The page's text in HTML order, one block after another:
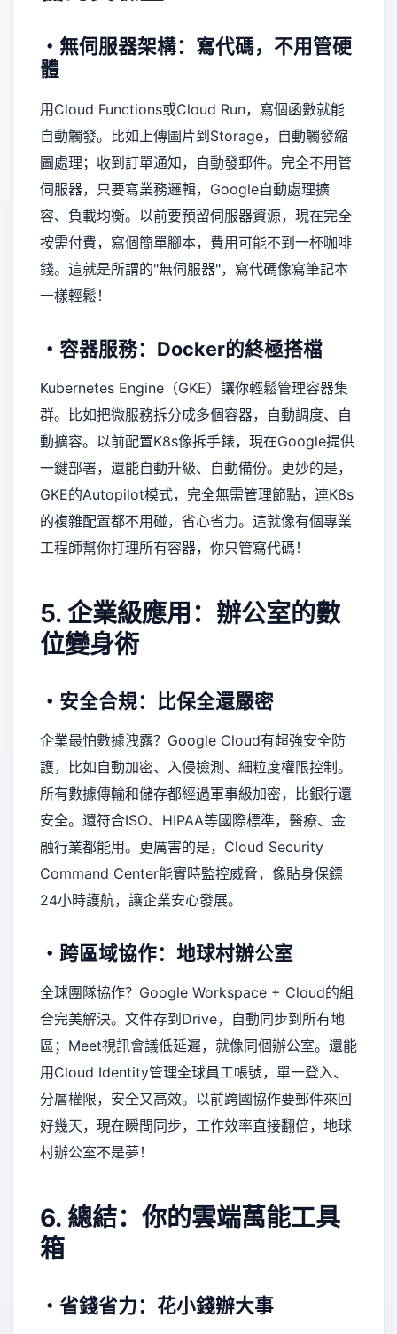
・無伺服器架構：寫代碼，不用管硬
體
用Cloud Functions或Cloud Run，寫個函數就能
自動觸發。比如上傳圖片到Storage，自動觸發縮
圖處理；收到訂單通知，自動發郵件。完全不用管
伺服器，只要寫業務邏輯，Google自動處理擴
容、負載均衡。以前要預留伺服器資源，現在完全
按需付費，寫個簡單腳本，費用可能不到一杯咖啡
錢。這就是所謂的"無伺服器"，寫代碼像寫筆記本
一樣輕鬆！
・容器服務：Docker的終極搭檔
Kubernetes Engine（GKE）讓你輕鬆管理容器集
群。比如把微服務拆分成多個容器，自動調度、自
動擴容。以前配置K8s像拆手錶，現在Google提供
一鍵部署，還能自動升級、自動備份。更妙的是，
GKE的Autopilot模式，完全無需管理節點，連K8s
的複雜配置都不用碰，省心省力。這就像有個專業
工程師幫你打理所有容器，你只管寫代碼！
5. 企業級應用：辦公室的數
位變身術
・安全合規：比保全還嚴密
企業最怕數據洩露？Google Cloud有超強安全防
護，比如自動加密、入侵檢測、細粒度權限控制。
所有數據傳輸和儲存都經過軍事級加密，比銀行還
安全。還符合ISO、HIPAA等國際標準，醫療、金
融行業都能用。更厲害的是，Cloud Security
Command Center能實時監控威脅，像貼身保鏢
24小時護航，讓企業安心發展。
・跨區域協作：地球村辦公室
全球團隊協作？Google Workspace + Cloud的組
合完美解決。文件存到Drive，自動同步到所有地
區；Meet視訊會議低延遲，就像同個辦公室。還能
用Cloud Identity管理全球員工帳號，單一登入、
分層權限，安全又高效。以前跨國協作要郵件來回
好幾天，現在瞬間同步，工作效率直接翻倍，地球
村辦公室不是夢！
6. 總結：你的雲端萬能工具
箱
・省錢省力：花小錢辦大事